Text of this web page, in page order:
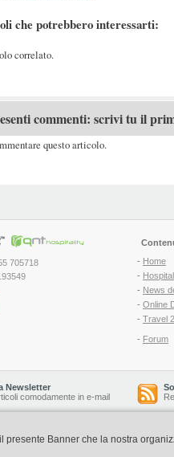
che potrebbero interessarti:
correlato.
commenti: scrivi tu il
questo articolo.
705718
- Home
-
- News
- Online
- Travel
- Forum
Newsletter
comodamente in e-mail
e curato da
presente Banner che la nostra